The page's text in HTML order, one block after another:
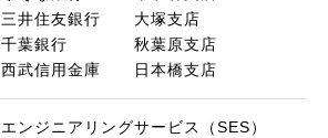
三井住友銀行 大塚支店
千葉銀行 秋葉原支店
西武信用金庫 日本橋支店
エンジニアリングサービス（SES）